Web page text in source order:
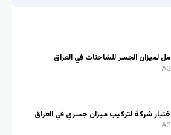
لميزان الجسر للشاحنات في العراق
شركة لتركيب ميزان جسري في العراق